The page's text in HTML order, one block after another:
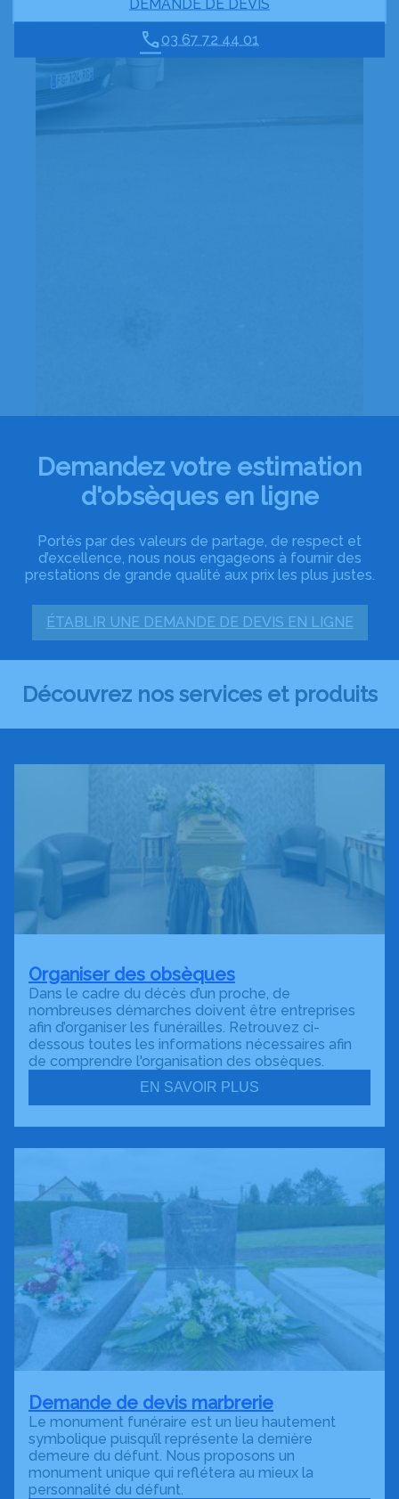
DEMANDE DE DEVIS
03 67 72 44 01
Demandez votre estimation
d'obsèques en ligne
Portés par des valeurs de partage, de respect et
d’excellence, nous nous engageons à fournir des
prestations de grande qualité aux prix les plus justes.
ÉTABLIR UNE DEMANDE DE DEVIS EN LIGNE
Découvrez nos services et produits
Organiser des obsèques
Dans le cadre du décès d’un proche, de
nombreuses démarches doivent être entreprises
afin d’organiser les funérailles. Retrouvez ci-
dessous toutes les informations nécessaires afin
de comprendre l'organisation des obsèques.
EN SAVOIR PLUS
Demande de devis marbrerie
Le monument funéraire est un lieu hautement
symbolique puisqu’il représente la dernière
demeure du défunt. Nous proposons un
monument unique qui reflétera au mieux la
personnalité du défunt.